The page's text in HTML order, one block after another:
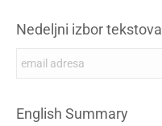
Nedeljni izbor tekstova
English Summary